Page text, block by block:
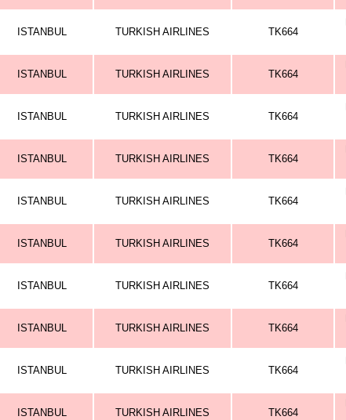
ISTANBUL TURKISH AIRLINES TK664
ISTANBUL TURKISH AIRLINES TK664
ISTANBUL TURKISH AIRLINES TK664
ISTANBUL TURKISH AIRLINES TK664
ISTANBUL TURKISH AIRLINES TK664
ISTANBUL TURKISH AIRLINES TK664
ISTANBUL TURKISH AIRLINES TK664
ISTANBUL TURKISH AIRLINES TK664
ISTANBUL TURKISH AIRLINES TK664
ISTANBUL TURKISH AIRLINES TK664